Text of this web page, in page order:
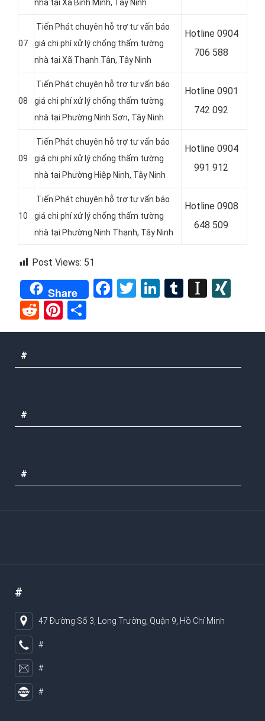
nhà tại Xã Bình Minh, Tây Ninh
07
Tiến Phát chuyên hỗ trợ tư vấn báo
giá chi phí xử lý chống thấm tường
nhà tại Xã Thạnh Tân, Tây Ninh
Hotline 0904
706 588
08
Tiến Phát chuyên hỗ trợ tư vấn báo
giá chi phí xử lý chống thấm tường
nhà tại Phường Ninh Sơn, Tây Ninh
Hotline 0901
742 092
09
Tiến Phát chuyên hỗ trợ tư vấn báo
giá chi phí xử lý chống thấm tường
nhà tại Phường Hiệp Ninh, Tây Ninh
Hotline 0904
991 912
10
Tiến Phát chuyên hỗ trợ tư vấn báo
giá chi phí xử lý chống thấm tường
nhà tại Phường Ninh Thạnh, Tây Ninh
Hotline 0908
648 509
Post Views: 51
Share Facebook
TwitterLinkedIn
Tumblr
RedditPinterest
#
#
#
#
47 Đường Số 3, Long Trường, Quận 9, Hồ Chí Minh
#
#
#